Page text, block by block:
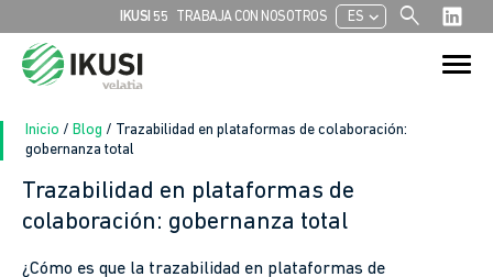
IKUSI 55 TRABAJA CON NOSOTROS ESchevron_left search
Buscar:
Botón de
Inicio / Blog / Trazabilidad en plataformas de colaboración:
gobernanza total
Trazabilidad en plataformas de
colaboración: gobernanza total
¿Cómo es que la trazabilidad en plataformas de